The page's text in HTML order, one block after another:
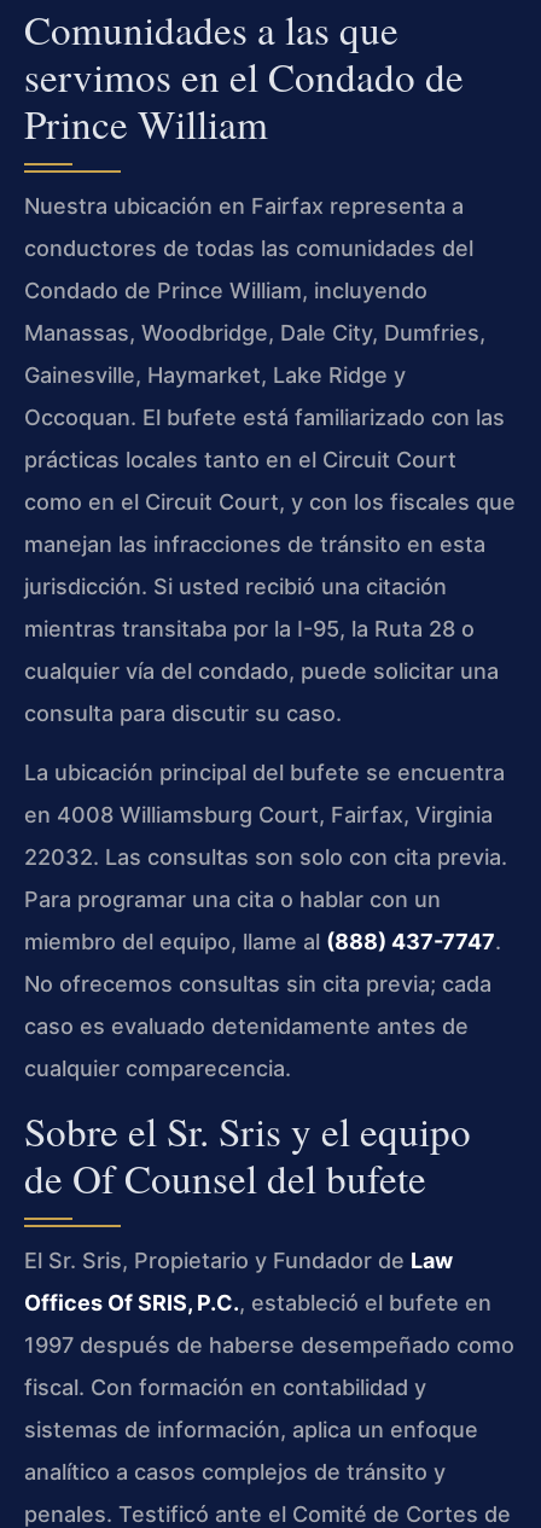
Comunidades a las que
servimos en el Condado de
Prince William
Nuestra ubicación en Fairfax representa a
conductores de todas las comunidades del
Condado de Prince William, incluyendo
Manassas, Woodbridge, Dale City, Dumfries,
Gainesville, Haymarket, Lake Ridge y
Occoquan. El bufete está familiarizado con las
prácticas locales tanto en el Circuit Court
como en el Circuit Court, y con los fiscales que
manejan las infracciones de tránsito en esta
jurisdicción. Si usted recibió una citación
mientras transitaba por la I-95, la Ruta 28 o
cualquier vía del condado, puede solicitar una
consulta para discutir su caso.
La ubicación principal del bufete se encuentra
en 4008 Williamsburg Court, Fairfax, Virginia
22032. Las consultas son solo con cita previa.
Para programar una cita o hablar con un
miembro del equipo, llame al (888) 437-7747.
No ofrecemos consultas sin cita previa; cada
caso es evaluado detenidamente antes de
cualquier comparecencia.
Sobre el Sr. Sris y el equipo
de Of Counsel del bufete
El Sr. Sris, Propietario y Fundador de Law
Offices Of SRIS, P.C., estableció el bufete en
1997 después de haberse desempeñado como
fiscal. Con formación en contabilidad y
sistemas de información, aplica un enfoque
analítico a casos complejos de tránsito y
penales. Testificó ante el Comité de Cortes de